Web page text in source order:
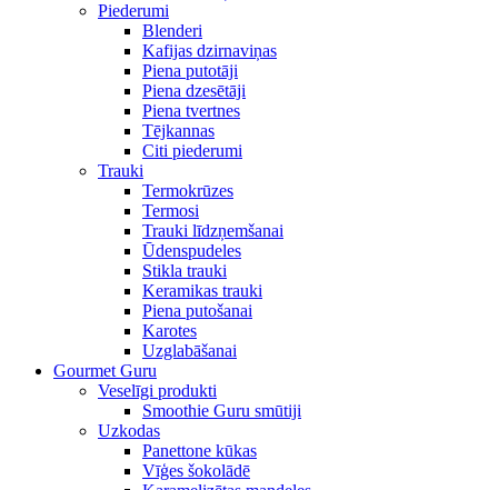
Piederumi
Blenderi
Kafijas dzirnaviņas
Piena putotāji
Piena dzesētāji
Piena tvertnes
Tējkannas
Citi piederumi
Trauki
Termokrūzes
Termosi
Trauki līdzņemšanai
Ūdenspudeles
Stikla trauki
Keramikas trauki
Piena putošanai
Karotes
Uzglabāšanai
Gourmet Guru
Veselīgi produkti
Smoothie Guru smūtiji
Uzkodas
Panettone kūkas
Vīģes šokolādē